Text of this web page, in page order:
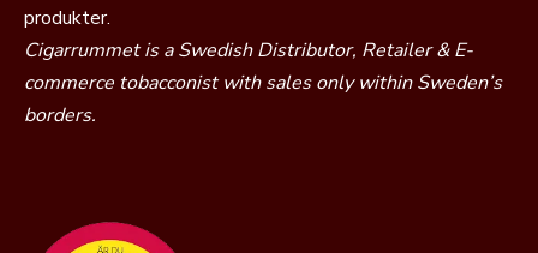
produkter.
Cigarrummet is a Swedish Distributor, Retailer & E-
commerce tobacconist with sales only within Sweden’s
borders.